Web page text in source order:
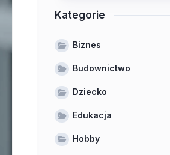
Kategorie
Biznes
Budownictwo
Dziecko
Edukacja
Hobby